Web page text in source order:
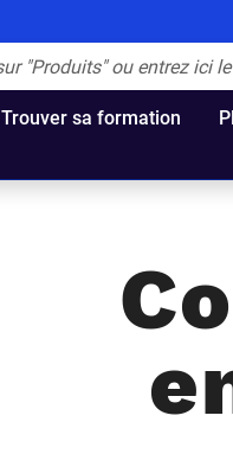
Trouver sa formation